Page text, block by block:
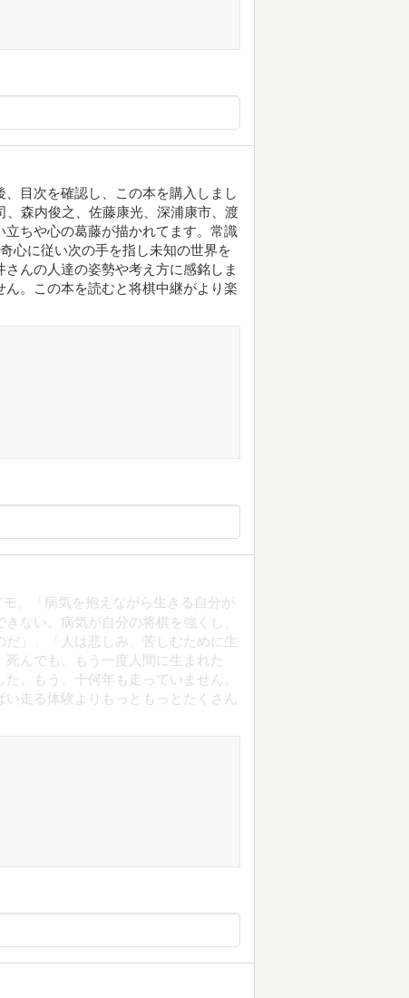
、目次を確認し、この本を購入しまし
森内俊之、佐藤康光、深浦康市、渡
ちや心の葛藤が描かれてます。常識
心に従い次の手を指し未知の世界を
んの人達の姿勢や考え方に感銘しま
。この本を読むと将棋中継がより楽
。「病気を抱えながら生きる自分が
ない。病気が自分の将棋を強くし、
」、「人は悲しみ、苦しむために生
んでも、もう一度人間に生まれた
。もう、十何年も走っていません。
走る体験よりもっともっとたくさん